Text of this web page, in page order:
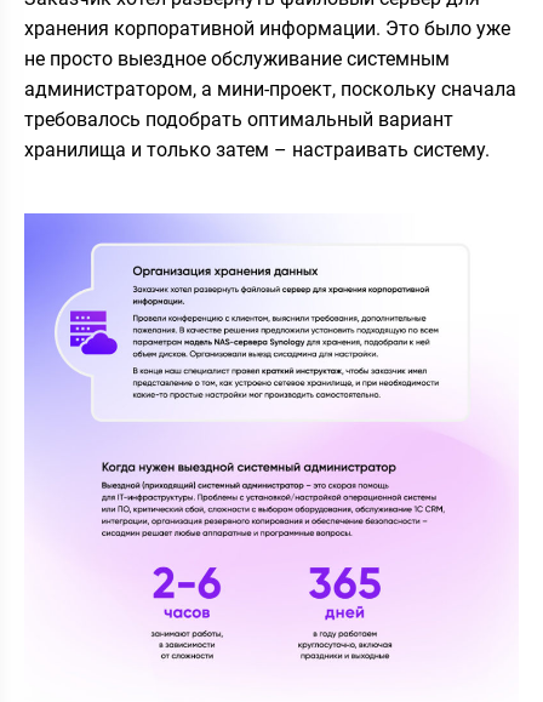
хранения корпоративной информации. Это было уже
не просто выездное обслуживание системным
администратором, а мини-проект, поскольку сначала
требовалось подобрать оптимальный вариант
хранилища и только затем – настраивать систему.